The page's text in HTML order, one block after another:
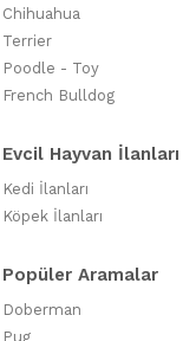
Chihuahua
Terrier
Poodle - Toy
French Bulldog
Evcil Hayvan İlanları
Kedi İlanları
Köpek İlanları
Popüler Aramalar
Doberman
Pug